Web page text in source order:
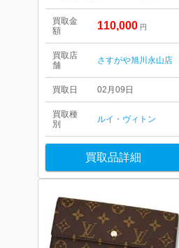
買取金
額
110,000 円
買取店
舗
さすがや旭川永山店
買取日 02月09日
買取種
別
ルイ・ヴィトン
買取品詳細